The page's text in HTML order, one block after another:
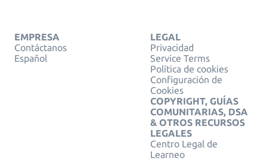
EMPRESA
Contáctanos
Español
LEGAL
Privacidad
Service Terms
Política de cookies
Configuración de
Cookies
COPYRIGHT, GUÍAS
COMUNITARIAS, DSA
& OTROS RECURSOS
LEGALES
Centro Legal de
Learneo